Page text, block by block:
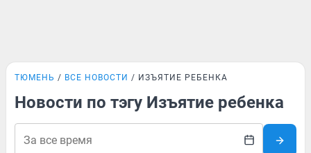
ТЮМЕНЬ ВСЕ НОВОСТИ ИЗЪЯТИЕ РЕБЕНКА
Новости по тэгу Изъятие ребенка